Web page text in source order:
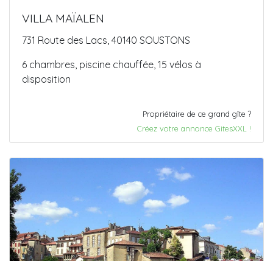
VILLA MAÏALEN
731 Route des Lacs, 40140 SOUSTONS
6 chambres, piscine chauffée, 15 vélos à
disposition
Propriétaire de ce grand gîte ?
Créez votre annonce GitesXXL !